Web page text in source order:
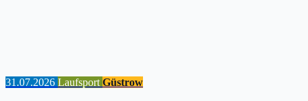
31.07.2026 Laufsport Güstrow